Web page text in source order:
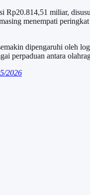
Rp20.814,51 miliar,
menempati
dipengaruhi oleh
perpaduan antara
2026